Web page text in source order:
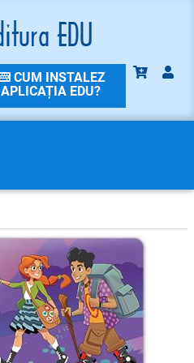
CUM INSTALEZ
APLICAȚIA EDU?